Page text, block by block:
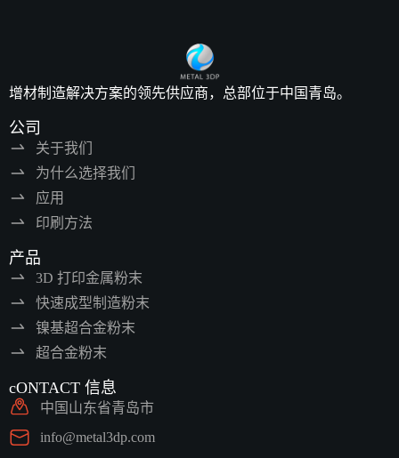
增材制造解决方案的领先供应商，总部位于中国青岛。
公司
关于我们
为什么选择我们
应用
印刷方法
产品
3D 打印金属粉末
快速成型制造粉末
镍基超合金粉末
超合金粉末
cONTACT 信息
中国山东省青岛市
info@metal3dp.com